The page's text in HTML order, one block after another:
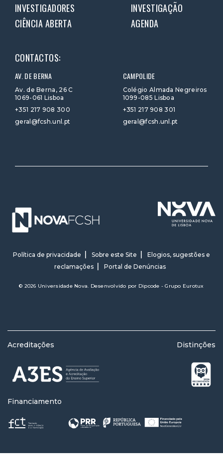
INVESTIGADORES
INVESTIGAÇÃO
CIÊNCIA ABERTA
AGENDA
CONTACTOS:
AV. DE BERNA
Av. de Berna, 26 C
1069-061 Lisboa
+351 217 908 300
geral@fcsh.unl.pt
CAMPOLIDE
Colégio Almada Negreiros
1099-085 Lisboa
+351 217 908 301
geral@fcsh.unl.pt
Política de privacidade Sobre este Site
Elogios, sugestões e
reclamações
Portal de Denúncias
© 2026 Universidade Nova. Desenvolvido por Dipcode - Grupo Eurotux
Acreditações Distinções
Financiamento